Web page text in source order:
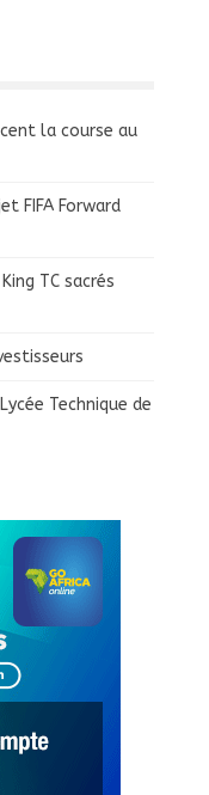
la course au
FIFA Forward
TC sacrés
Technique de